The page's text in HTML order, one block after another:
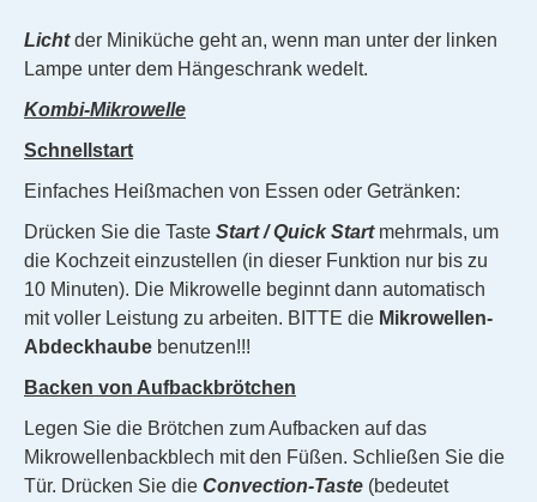
Lichtder Miniküche geht an, wenn man unter der linken
Lampe unter dem Hängeschrank wedelt.
Kombi-Mikrowelle
Schnellstart
Einfaches Heißmachen von Essen oder Getränken:
Drücken Sie die Taste Start / Quick Startmehrmals, um
die Kochzeit einzustellen (in dieser Funktion nur bis zu
10 Minuten). Die Mikrowelle beginnt dann automatisch
mit voller Leistung zu arbeiten. BITTE die Mikrowellen-
Abdeckhaube benutzen!!!
Backen von Aufbackbrötchen
Legen Sie die Brötchen zum Aufbacken auf das
Mikrowellenbackblech mit den Füßen. Schließen Sie die
Tür. Drücken Sie die Convection-Taste (bedeutet